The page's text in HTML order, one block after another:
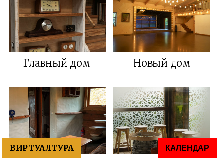
Главный дом Новый дом
КАЛЕНДАР
ВИРТУАЛТУРА